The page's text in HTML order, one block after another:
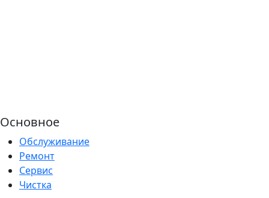
Основное
Обслуживание
Ремонт
Сервис
Чистка